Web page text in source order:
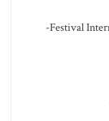
-Festival